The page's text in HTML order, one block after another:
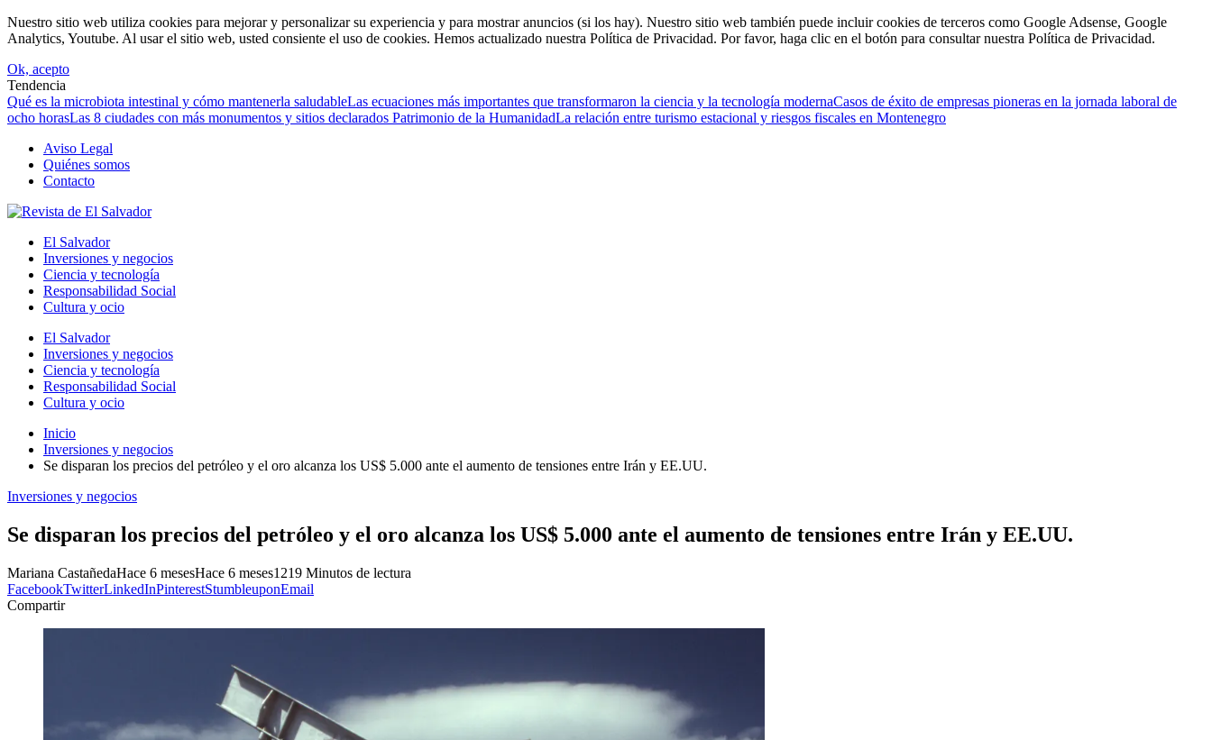
Nuestro sitio web utiliza cookies para mejorar y personalizar su experiencia y para mostrar anuncios (si los hay). Nuestro sitio web también puede incluir cookies de terceros como Google Adsense, Google
Analytics, Youtube. Al usar el sitio web, usted consiente el uso de cookies. Hemos actualizado nuestra Política de Privacidad. Por favor, haga clic en el botón para consultar nuestra Política de Privacidad.
Ok, acepto
Tendencia
Qué es la microbiota intestinal y cómo mantenerla saludableLas ecuaciones más importantes que transformaron la ciencia y la tecnología modernaCasos de éxito de empresas pioneras en la jornada laboral de
ocho horasLas 8 ciudades con más monumentos y sitios declarados Patrimonio de la HumanidadLa relación entre turismo estacional y riesgos fiscales en Montenegro
Aviso Legal
Quiénes somos
Contacto
El Salvador
Inversiones y negocios
Ciencia y tecnología
Responsabilidad Social
Cultura y ocio
El Salvador
Inversiones y negocios
Ciencia y tecnología
Responsabilidad Social
Cultura y ocio
Inicio
Inversiones y negocios
Se disparan los precios del petróleo y el oro alcanza los US$ 5.000 ante el aumento de tensiones entre Irán y EE.UU.
Inversiones y negocios
Se disparan los precios del petróleo y el oro alcanza los US$ 5.000 ante el aumento de tensiones entre Irán y EE.UU.
Mariana CastañedaHace 6 mesesHace 6 meses1219 Minutos de lectura
FacebookTwitterLinkedInPinterestStumbleuponEmail
Compartir